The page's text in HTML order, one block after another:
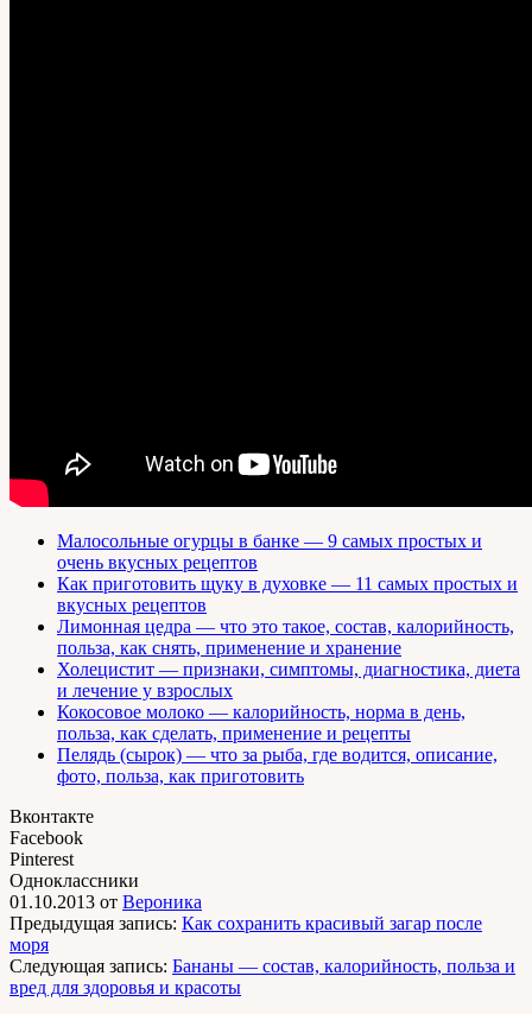
Малосольные огурцы в банке — 9 самых простых и
очень вкусных рецептов
Как приготовить щуку в духовке — 11 самых простых и
вкусных рецептов
Лимонная цедра — что это такое, состав, калорийность,
польза, как снять, применение и хранение
Холецистит — признаки, симптомы, диагностика, диета
и лечение у взрослых
Кокосовое молоко — калорийность, норма в день,
польза, как сделать, применение и рецепты
Пелядь (сырок) — что за рыба, где водится, описание,
фото, польза, как приготовить
Вконтакте
Facebook
Pinterest
Одноклассники
01.10.2013 от Вероника
Предыдущая запись: Как сохранить красивый загар после
моря
Следующая запись: Бананы — состав, калорийность, польза и
вред для здоровья и красоты